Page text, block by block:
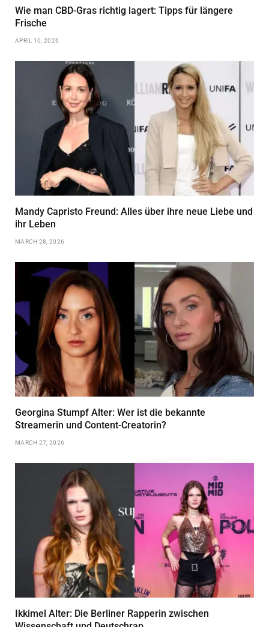
Wie man CBD-Gras richtig lagert: Tipps für längere
Frische
APRIL 10, 2026
Mandy Capristo Freund: Alles über ihre neue Liebe und
ihr Leben
MARCH 28, 2026
Georgina Stumpf Alter: Wer ist die bekannte
Streamerin und Content-Creatorin?
MARCH 27, 2026
Ikkimel Alter: Die Berliner Rapperin zwischen